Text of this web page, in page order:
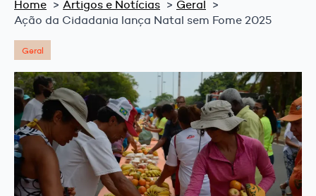
Home Artigos e Notícias
Geral
Ação da Cidadania lança Natal sem Fome 2025
Geral